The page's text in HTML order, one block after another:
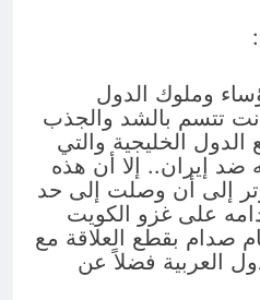
وملوك الدول
تتسم بالشد والجذب
الخليجية والتي
ضد إيران.. إلا أن هذه
إلى أن وصلت إلى حد
على غزو الكويت
قام صدام بقطع العلاقة مع
العربية فضلاً عن